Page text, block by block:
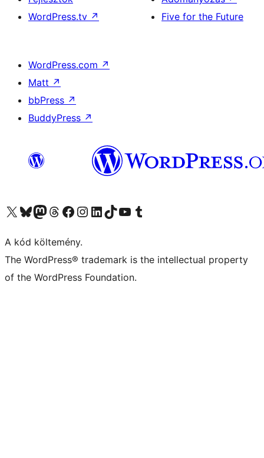
WordPress.tv ↗
Five for the Future
WordPress.com ↗
Matt ↗
bbPress ↗
BuddyPress ↗
Visit our X (formerly Twitter) account
Visit our Bluesky account
Twitter csatornánk
Visit our Threads account
Facebook oldalunk megtekintése
Visit our Instagram account
Visit our LinkedIn account
Visit our TikTok account
Visit our YouTube channel
Visit our Tumblr account
A kód költemény.
The WordPress® trademark is the intellectual property
of the WordPress Foundation.